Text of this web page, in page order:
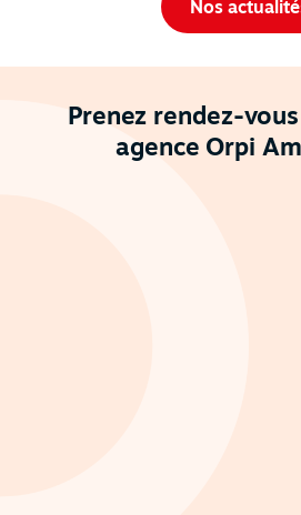
Nos
Prenez rendez-
agence Orpi